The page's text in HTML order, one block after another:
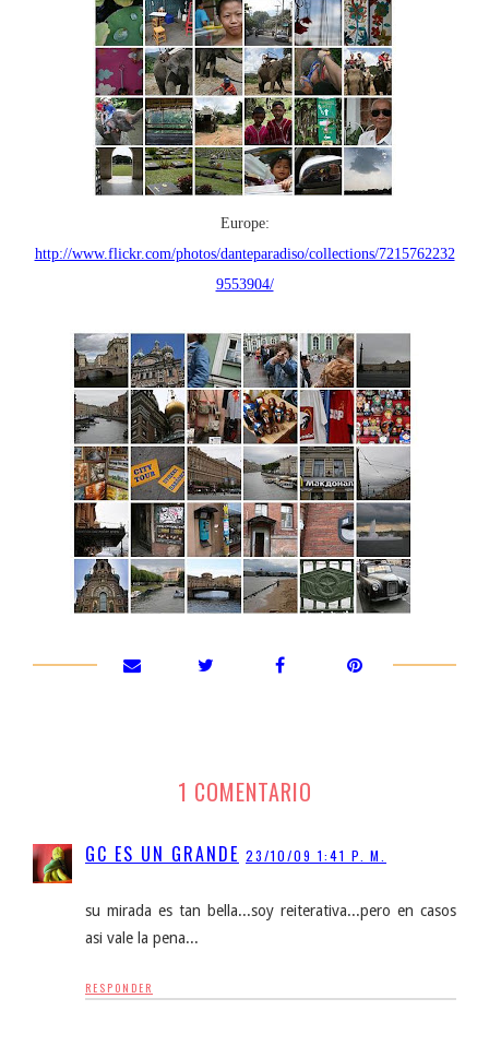
Europe:
http://www.flickr.com/photos/danteparadiso/collections/7215762232
9553904/
1 COMENTARIO
GC ES UN GRANDE 23/10/09 1:41 P. M.
su mirada es tan bella...soy reiterativa...pero en casos
asi vale la pena...
RESPONDER